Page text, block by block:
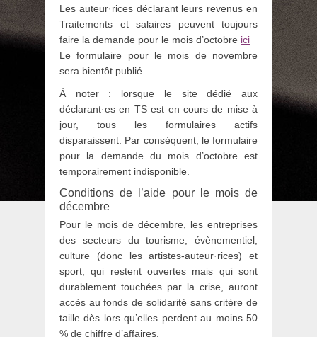
Les auteur·rices déclarant leurs revenus en
Traitements et salaires peuvent toujours
faire la demande pour le mois d’octobre ici
Le formulaire pour le mois de novembre
sera bientôt publié.
À noter : lorsque le site dédié aux
déclarant·es en TS est en cours de mise à
jour, tous les formulaires actifs
disparaissent. Par conséquent, le formulaire
pour la demande du mois d’octobre est
temporairement indisponible.
Conditions de l’aide pour le mois de
décembre
Pour le mois de décembre, les entreprises
des secteurs du tourisme, évènementiel,
culture (donc les artistes-auteur·rices) et
sport, qui restent ouvertes mais qui sont
durablement touchées par la crise, auront
accès au fonds de solidarité sans critère de
taille dès lors qu’elles perdent au moins 50
% de chiffre d’affaires.